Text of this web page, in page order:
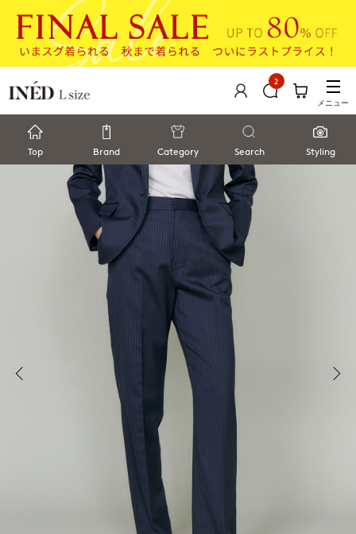
2
メニュー
Top Brand Category Search Styling